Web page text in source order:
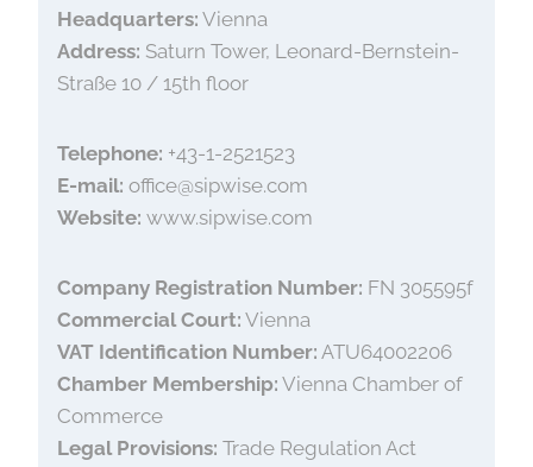
Headquarters: Vienna
Address: Saturn Tower, Leonard-Bernstein-
Straße 10 / 15th floor
Telephone: +43-1-2521523
E-mail: office@sipwise.com
Website: www.sipwise.com
Company Registration Number: FN 305595f
Commercial Court: Vienna
VAT Identification Number: ATU64002206
Chamber Membership: Vienna Chamber of
Commerce
Legal Provisions: Trade Regulation Act